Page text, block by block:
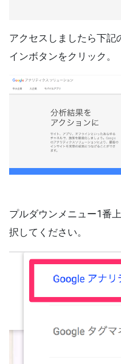
アクセスしましたら下記
インボタンをクリック。
プルダウンメニュー1番
択してください。